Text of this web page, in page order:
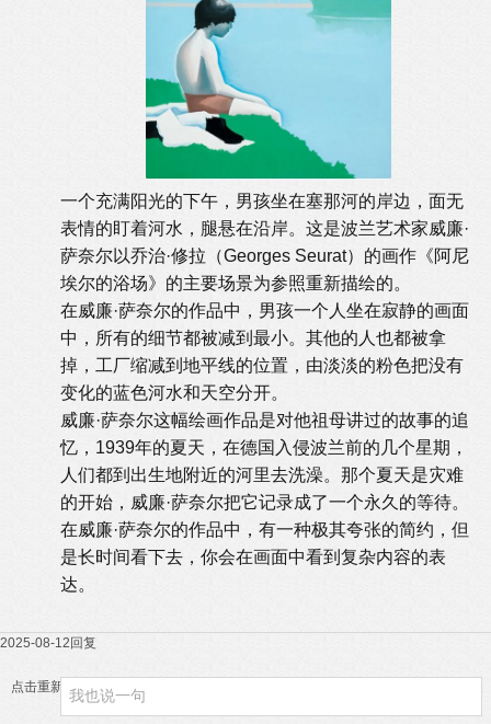
一个充满阳光的下午，男孩坐在塞那河的岸边，面无
表情的盯着河水，腿悬在沿岸。这是波兰艺术家威廉·
萨奈尔以乔治·修拉（Georges Seurat）的画作《阿尼
埃尔的浴场》的主要场景为参照重新描绘的。
在威廉·萨奈尔的作品中，男孩一个人坐在寂静的画面
中，所有的细节都被减到最小。其他的人也都被拿
掉，工厂缩减到地平线的位置，由淡淡的粉色把没有
变化的蓝色河水和天空分开。
威廉·萨奈尔这幅绘画作品是对他祖母讲过的故事的追
忆，1939年的夏天，在德国入侵波兰前的几个星期，
人们都到出生地附近的河里去洗澡。那个夏天是灾难
的开始，威廉·萨奈尔把它记录成了一个永久的等待。
在威廉·萨奈尔的作品中，有一种极其夸张的简约，但
是长时间看下去，你会在画面中看到复杂内容的表
达。
2025-08-12 回复
点击重新加载